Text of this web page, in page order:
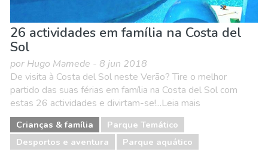
26 actividades em família na Costa del
Sol
por Hugo Mamede - 8 jun 2018
De visita à Costa del Sol neste Verão? Tire o melhor
partido das suas férias em família na Costa del Sol com
estas 26 actividades e divirtam-se!...Leia mais
Crianças & família
Parque Temático
Desportos e aventura
Parque aquático